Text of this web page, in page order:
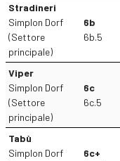
Stradineri
Simplon Dorf
(Settore
principale)
6b
6b.5
Viper
Simplon Dorf
(Settore
principale)
6c
6c.5
Tabù
Simplon Dorf
6c+